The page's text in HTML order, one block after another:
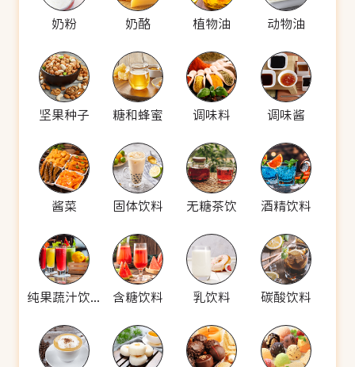
奶粉 奶酪 植物油 动物油
坚果种子 糖和蜂蜜 调味料 调味酱
酱菜 固体饮料 无糖茶饮 酒精饮料
纯果蔬汁饮料 含糖饮料 乳饮料 碳酸饮料